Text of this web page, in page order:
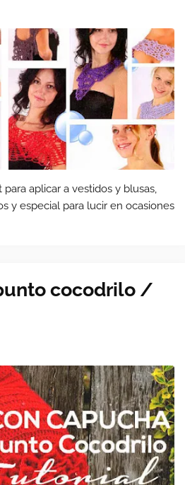
aplicar a vestidos y blusas,
y especial para lucir en ocasiones
cocodrilo /